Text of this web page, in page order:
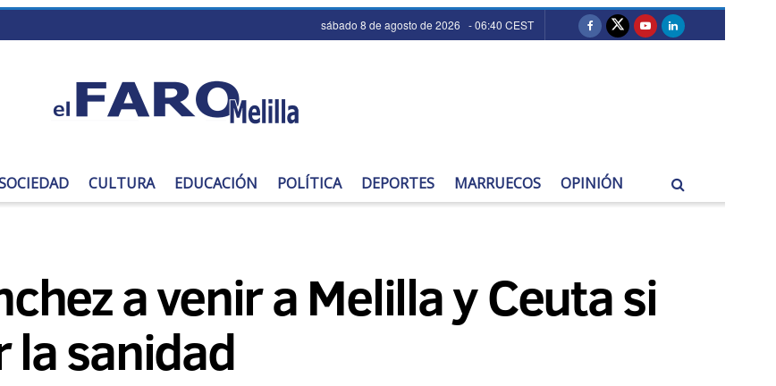
sábado 8 de agosto de 2026 - 06:40 CEST
CULTURA EDUCACIÓN POLÍTICA DEPORTES MARRUECOS OPINIÓN
a venir a Melilla y Ceuta si
la sanidad